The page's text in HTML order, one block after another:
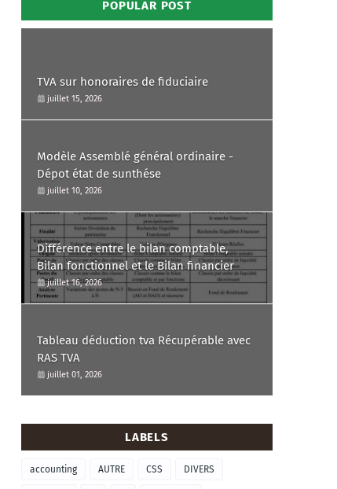
POPULAR POST
TVA sur honoraires de fiduciaire
juillet 15, 2026
Modèle Assemblé général ordinaire -
Dépot état de sunthése
juillet 10, 2026
Différence entre le bilan comptable,
Bilan fonctionnel et le Bilan financier
juillet 16, 2026
Tableau déduction tva Récupérable avec
RAS TVA
juillet 01, 2026
LABELS
accounting AUTRE CSS DIVERS